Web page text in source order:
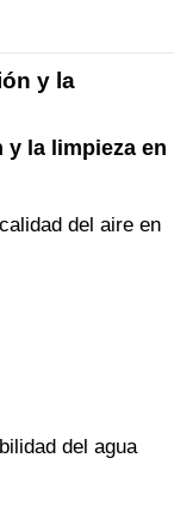
y la
y la limpieza en
del aire en
del agua